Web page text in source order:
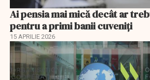
Ai pensia mai mică decât ar
pentru a primi banii cuveniţi
15 APRILIE 2026